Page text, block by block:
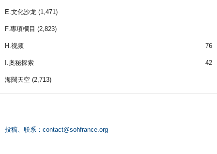
E.文化沙龙 (1,471)
F.專項欄目 (2,823)
H.视频 76
I.奧秘探索 42
海闊天空 (2,713)
投稿、联系： contact@sohfrance.org